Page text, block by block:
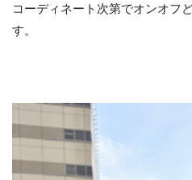
コーディネート次第でオンオフ
す。